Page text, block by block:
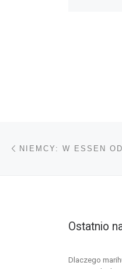
Nawigacja
NIEMCY: W ESSEN
Ostatnio
Dlaczego